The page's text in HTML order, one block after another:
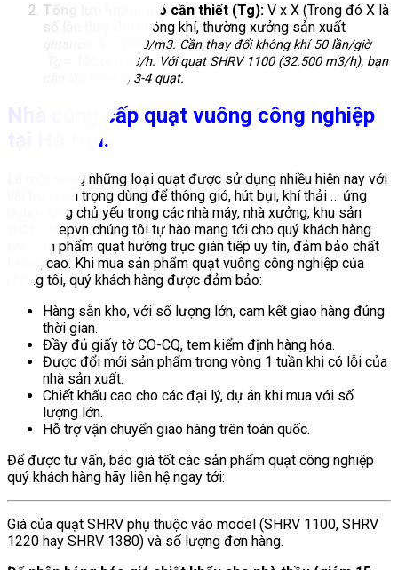
Tổng lưu lượng gió cần thiết (Tg): V x X (Trong đó X là
số lần thay đổi không khí, thường xưởng sản xuất
V = 2000/m3. Cần thay đổi không khí 50 lần/giờ
m3/h. Với quạt SHRV 1100 (32.500 m3/h), bạn
cần lắp khoảng 3-4 quạt.
Nhà cung cấp quạt vuông công nghiệp
tại Hà Nội.
Là một trong những loại quạt được sử dụng nhiều hiện nay với
vai trò quan trọng dùng để thông gió, hút bụi, khí thải … ứng
dụng dụng chủ yếu trong các nhà máy, nhà xưởng, khu sản
Mepvn chúng tôi tự hào mang tới cho quý khách hàng
các sản phẩm quạt hướng trục gián tiếp uy tín, đảm bảo chất
lượng cao. Khi mua sản phẩm quạt vuông công nghiệp của
chúng tôi, quý khách hàng được đảm bảo:
Hàng sẵn kho, với số lượng lớn, cam kết giao hàng đúng
thời gian.
Đầy đủ giấy tờ CO-CQ, tem kiểm định hàng hóa.
Được đổi mới sản phẩm trong vòng 1 tuần khi có lỗi của
nhà sản xuất.
Chiết khấu cao cho các đại lý, dự án khi mua với số
lượng lớn.
Hỗ trợ vận chuyển giao hàng trên toàn quốc.
Để được tư vấn, báo giá tốt các sản phẩm quạt công nghiệp
quý khách hàng hãy liên hệ ngay tới:
Giá của quạt SHRV phụ thuộc vào model (SHRV 1100, SHRV
1220 hay SHRV 1380) và số lượng đơn hàng.